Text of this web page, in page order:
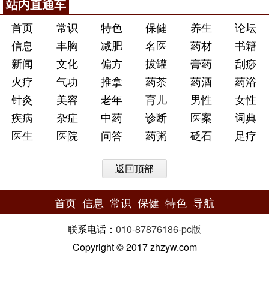
站内直通车
首页 常识 特色 保健 养生
论坛
信息
丰胸 减肥 名医 药材
书籍
新闻
文化 偏方 拔罐 膏药
刮痧
火疗
气功 推拿 药茶 药酒
药浴
针灸
美容 老年 育儿 男性
女性
疾病
杂症 中药 诊断 医案
词典
医生
医院 问答 药粥 砭石 足疗
返回顶部
首页 信息 常识 保健 特色 导航
联系电话： 010-87876186-pc版
Copyright © 2017 zhzyw.com